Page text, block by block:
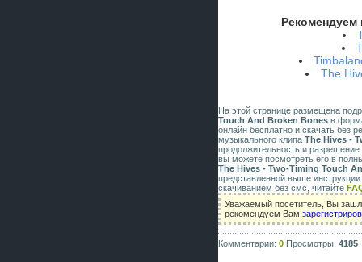
Рекомендуем
The
На этой странице размещена
Touch And Broken Bones в
онлайн бесплатно и скачать без
музыкального клипа The Hives -
продолжительность и
вы можете посмотреть его в
The Hives - Two-Timing Touch
представленной выше
скачиванием без смс, читайте
Уважаемый посетитель, Вы
рекомендуем Вам
Комментарии: 0 Просмотры: 4185